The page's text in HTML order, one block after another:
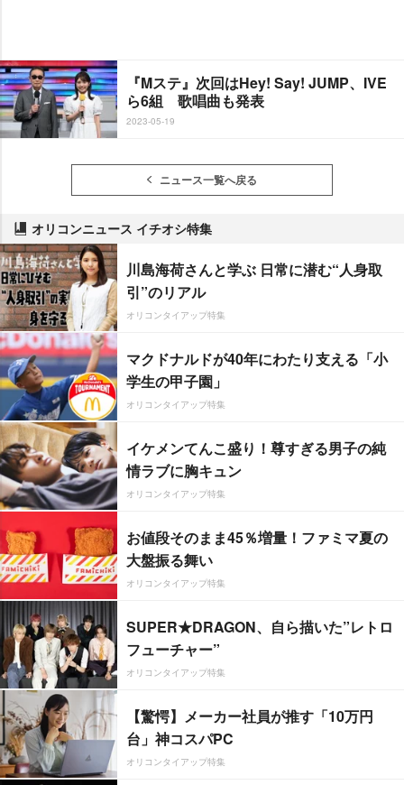
『Mステ』次回はHey! Say! JUMP、IVE
ら6組 歌唱曲も発表
2023-05-19
ニュース一覧へ戻る
オリコンニュース イチオシ特集
川島海荷さんと学ぶ 日常に潜む“人身取
引”のリアル
オリコンタイアップ特集
マクドナルドが40年にわたり支える「小
学生の甲子園」
オリコンタイアップ特集
イケメンてんこ盛り！尊すぎる男子の純
情ラブに胸キュン
オリコンタイアップ特集
お値段そのまま45％増量！ファミマ夏の
大盤振る舞い
オリコンタイアップ特集
SUPER★DRAGON、自ら描いた”レトロ
フューチャー”
オリコンタイアップ特集
【驚愕】メーカー社員が推す「10万円
台」神コスパPC
オリコンタイアップ特集